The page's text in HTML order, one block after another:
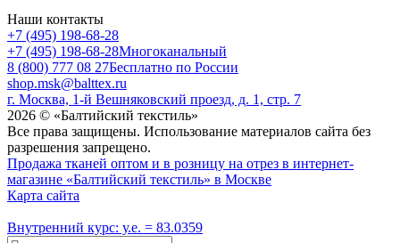
Наши контакты
+7 (495) 198-68-28
+7 (495) 198-68-28Многоканальный
8 (800) 777 08 27Бесплатно по России
shop.msk@balttex.ru
г. Москва, 1-й Вешняковский проезд, д. 1, стр. 7
2026 © «Балтийский текстиль»
Все права защищены. Использование материалов сайта без
разрешения запрещено.
Продажа тканей оптом и в розницу на отрез в интернет-
магазине «Балтийский текстиль» в Москве
Карта сайта
Внутренний курс: у.е. = 83.0359